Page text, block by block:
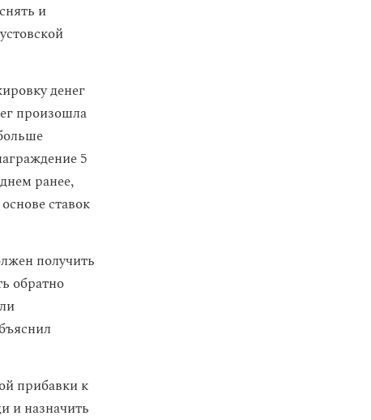
и
денег
произошла
5
ранее,
ставок
получить
обратно
прибавки к
и назначить